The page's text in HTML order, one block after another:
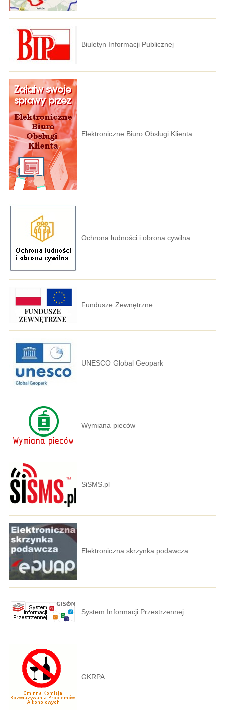
Biuletyn Informacji Publicznej
Elektroniczne Biuro Obsługi Klienta
Ochrona ludności i obrona cywilna
Fundusze Zewnętrzne
UNESCO Global Geopark
Wymiana pieców
SiSMS.pl
Elektroniczna skrzynka podawcza
System Informacji Przestrzennej
GKRPA